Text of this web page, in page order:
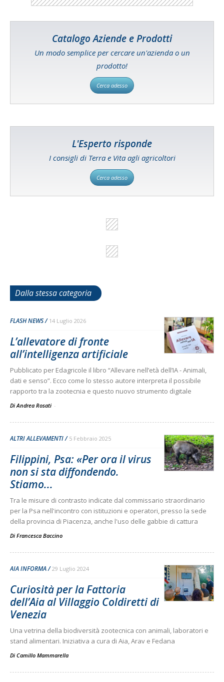
Catalogo Aziende e Prodotti
Un modo semplice per cercare un'azienda o un
prodotto!
Cerca adesso
L'Esperto risponde
I consigli di Terra e Vita agli agricoltori
Cerca adesso
Dalla stessa categoria
FLASH NEWS 14 Luglio 2026
L’allevatore di fronte
all’intelligenza artificiale
Pubblicato per Edagricole il libro “Allevare nell’età dell’IA - Animali,
dati e senso”. Ecco come lo stesso autore interpreta il possibile
rapporto tra la zootecnia e questo nuovo strumento digitale
Di Andrea Rosati -
ALTRI ALLEVAMENTI 5 Febbraio 2025
Filippini, Psa: «Per ora il virus
non si sta diffondendo.
Stiamo...
Tra le misure di contrasto indicate dal commissario straordinario
per la Psa nell'incontro con istituzioni e operatori, presso la sede
della provincia di Piacenza, anche l'uso delle gabbie di cattura
Di Francesca Baccino
AIA INFORMA 29 Luglio 2024
Curiosità per la Fattoria
dell’Aia al Villaggio Coldiretti di
Venezia
Una vetrina della biodiversità zootecnica con animali, laboratori e
stand alimentari. Iniziativa a cura di Aia, Arav e Fedana
Di Camillo Mammarella